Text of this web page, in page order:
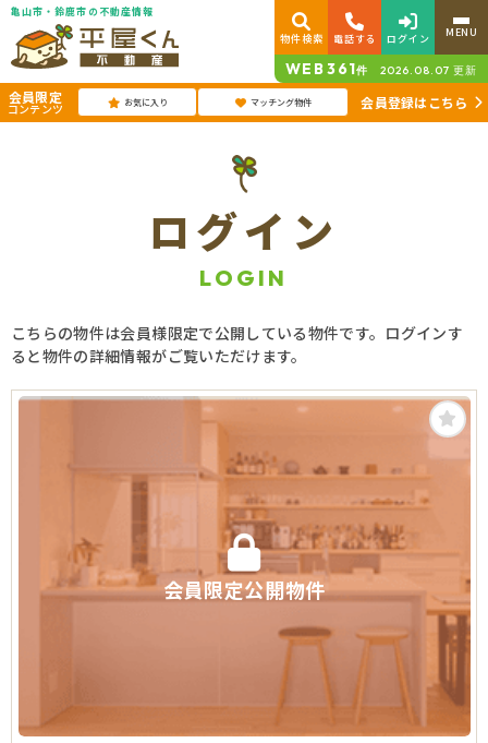
亀山市・鈴鹿市の不動産情報
物件検索
電話する ログイン MENU
WEB361件 2026.08.07 更新
会員限定
コンテンツ お気に入り マッチング物件 会員登録はこちら
ログイン
LOGIN
こちらの物件は会員様限定で公開している物件です。ログインす
ると物件の詳細情報がご覧いただけます。
会員限定公開物件